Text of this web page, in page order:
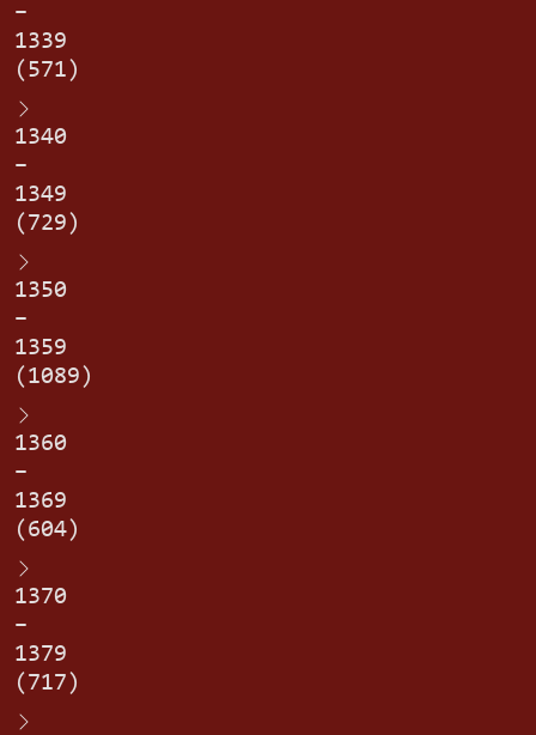
–
1339
(571)
1340
–
1349
(729)
1350
–
1359
(1089)
1360
–
1369
(604)
1370
–
1379
(717)